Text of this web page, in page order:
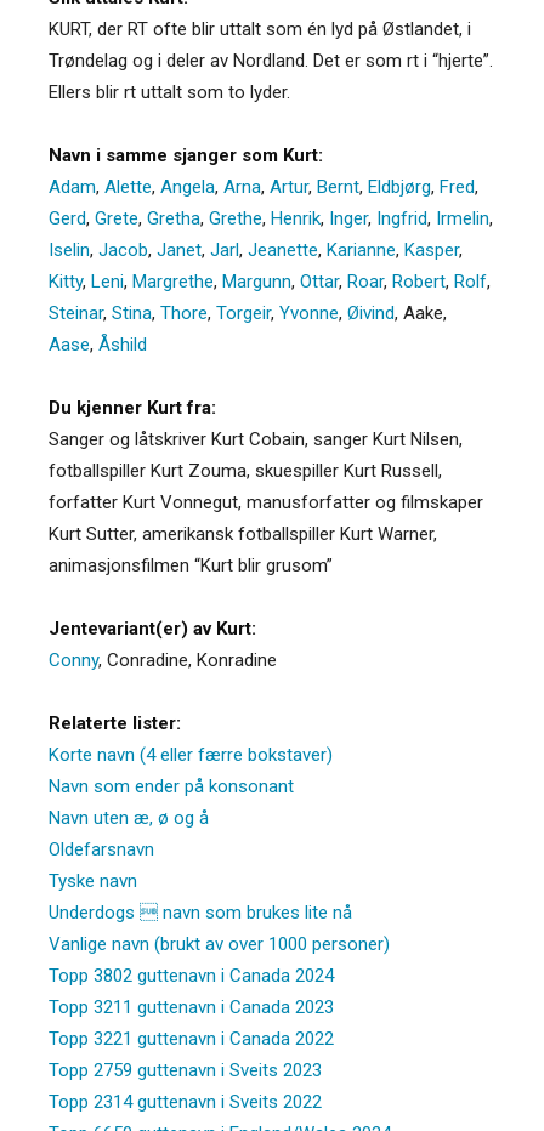
KURT, der RT ofte blir uttalt som én lyd på Østlandet, i
Trøndelag og i deler av Nordland. Det er som rt i “hjerte”.
Ellers blir rt uttalt som to lyder.
Navn i samme sjanger som Kurt:
Adam, Alette, Angela, Arna, Artur, Bernt, Eldbjørg, Fred,
Gerd, Grete, Gretha, Grethe, Henrik, Inger, Ingfrid, Irmelin,
Iselin, Jacob, Janet, Jarl, Jeanette, Karianne, Kasper,
Kitty, Leni, Margrethe, Margunn, Ottar, Roar, Robert, Rolf,
Steinar, Stina, Thore, Torgeir, Yvonne, Øivind, Aake,
Aase, Åshild
Du kjenner Kurt fra:
Sanger og låtskriver Kurt Cobain, sanger Kurt Nilsen,
fotballspiller Kurt Zouma, skuespiller Kurt Russell,
forfatter Kurt Vonnegut, manusforfatter og filmskaper
Kurt Sutter, amerikansk fotballspiller Kurt Warner,
animasjonsfilmen “Kurt blir grusom”
Jentevariant(er) av Kurt:
Conny, Conradine, Konradine
Relaterte lister:
Korte navn (4 eller færre bokstaver)
Navn som ender på konsonant
Navn uten æ, ø og å
Oldefarsnavn
Tyske navn
Underdogs  navn som brukes lite nå
Vanlige navn (brukt av over 1000 personer)
Topp 3802 guttenavn i Canada 2024
Topp 3211 guttenavn i Canada 2023
Topp 3221 guttenavn i Canada 2022
Topp 2759 guttenavn i Sveits 2023
Topp 2314 guttenavn i Sveits 2022